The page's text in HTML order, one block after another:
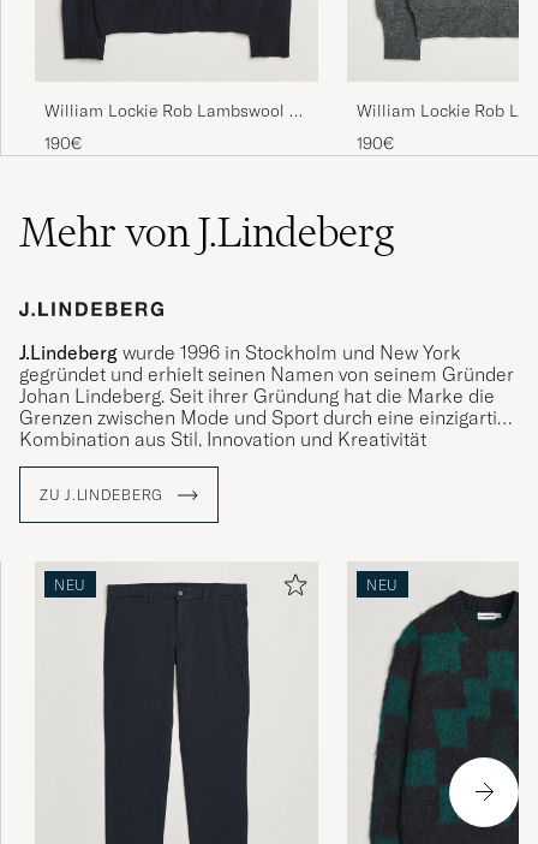
William Lockie Rob Lambswool V-
Neck Navy
190€
William Lockie Rob
Neck Cliff
190€
Mehr von J.Lindeberg
J.Lindeberg wurde 1996 in Stockholm und New York
gegründet und erhielt seinen Namen von seinem Gründer
Johan Lindeberg. Seit ihrer Gründung hat die Marke die
Grenzen zwischen Mode und Sport durch eine einzigartige
Kombination aus Stil, Innovation und Kreativität
erfolgreich verwischt und ist heute in über 35 Ländern
Mit The Bridge als Symbol bringt J.Lindeberg Kulturen und
für Qualität, Nachhaltigkeit und Stil stehen. Entdecken Sie
unser Sortiment bei Care of Carl, wo Tradition auf
Moderne trifft.
ZU J.LINDEBERG
NEU NEU